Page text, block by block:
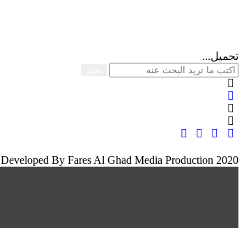
تحميل...
Developed By Fares Al Ghad Media Production 2020